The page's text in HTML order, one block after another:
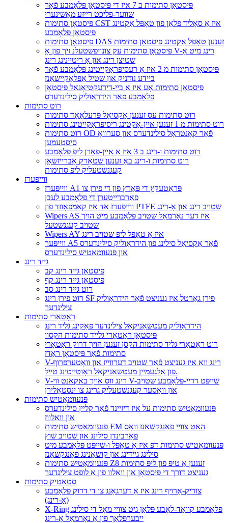
פּיסטאָן סתימות ב 7 איז די פּיסטאָן פּלאָמבע פֿאַר
שווער-פליכט רייזע מאַשינערי
פּיסטאָן סתימות CST איז אַ סאָליד פּלאַן פון טאָפּל אַקטינג
פּיסטאָן פּלאָמבע
פּיסטאָן סתימות DAS זענען טאָפּל אַקטינג פּיסטאָן סתימות
פּיסטאָן סתימות עק צונויפשטעלנ זיך פון אַ V-רינג מיט אַ
שטיצן רינג און אַ ריטיינינג רינג
פּיסטאָן סתימות מ 2 איז אַ רעסיפּראָקייטינג פּלאָמבע פֿאַר
ביידע נודניק און שטיל אַפּלאַקיישאַנז
פּיסטאָן סתימות אָע איז אַ ביי-דירעקטיאָנאַל פּיסטאָן
פּלאָמבע פֿאַר הידראַוליק סילינדערס
רוט סתימות
רוט סתימות עס זענען אַקסיאַל פּרעלאָאַד סתימות
רוט סתימות מ 1 זענען איין-אַקטינג ריסיפּראָקייטינג סתימות
רוט סתימות OD פֿאַר קאָנטראָל סילינדערס און סערוואָ
סיסטעמען
רוט סתימות ו-רינג ב 3 איז אַ איין-פאָרן ליפּ פּלאָמבע
רוט סתימות ו-רינג באַ זענען שטאַרק אַברייזשאַן
קעגנשטעליק ליפּ סתימות
ווייפּערז
ווייפּערז A1 פּראַטעקץ די פּאַרץ פון די פירן צו
פאַרברייטערן די פּלאָמבע לעבן
ווייפּערז אַד איז קאַמפּאָוזד פון PTFE שטויב רינג און אָ-רינג
Wipers AS איז דער נאָרמאַל שטויב פּלאָמבע מיט הויך
שטויב קעגנשטעל
Wipers AY איז אַ טאָפּל ליפּ שטויב רינג
ווייפּער A5 פֿאַר אַקסיאַל סילינג פון הידראַוליק סילינדערס
און פּנעוומאַטיש סילינדערס
גייד רינג
פּיסטאָן גייד רינג קב
פּיסטאָן גייד רינג קף
רוט גייד רינג סב
רוט פירן רינג SF פירן גאַרטל איז געניצט פֿאַר הידראַוליק
צילינדער
ראָטאַרי סתימות
הידראַוליק מעטשאַניקאַל צילינדער פּאַקינג גליד רינג
פּיסטאָן ראָטאַרי גלייד סתימות הקסוו
רוט ראָטאַרי גליד סתימות הקסן זענען הויך דרוק ראָטאַרי
סתימות פֿאַר פּיסטאָן ראַדז
V-רינג וואַ איז געניצט פֿאַר שטויב דערווייַז און וואָטערפּרוף
פון אַלגעמיין מעטשאַניקאַל ראָוטייטינג טייל.
V-רינג ווס אויך באקאנט ווי V-שייפּט דריי-פּלאָמבע שטויב
און וואַסער קעגנשטעליק גרינג צו ינסטאַלירן
פּנעוומאַטיש סתימות
פּנעוומאַטיש סתימות על איז דיזיינד פֿאַר קליין סילינדערס
און וואַלווז
פּנעוומאַטיש סתימות EM האט צוויי פאַנגקשאַנז וואָס
פאַרבינדן סילינג און שטויב שוץ
פּנעוומאַטיש סתימות דפּ איז אַ טאָפּל ו-שייפּט פּלאָמבע מיט
סילינג גיידינג און קושאַנינג פאַנגקשאַנז
פּנעוומאַטיש סתימות Z8 זענען אַ טיפּ פון ליפּ סתימות
געניצט דורך די פּיסטאָן און וואַלוו פון אַ לופט צילינדער
סטאַטיק סתימות
צוריק-אַרויף רינג איז אַ דערגאַנג צו די דרוק פּלאָמבע
(אָ-רינג)
X-Ring פּלאָמבע קוואַד-לאָבע פּלאַן גיט צוויי מאָל די סילינג
ייבערפלאַך פון אַ נאָרמאַל אָ-רינג